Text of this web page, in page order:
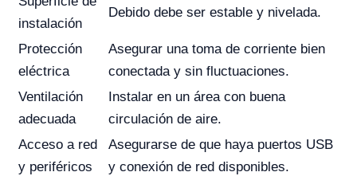
instalación
Debido debe ser estable y nivelada.
Protección
eléctrica
Asegurar una toma de corriente bien
conectada y sin fluctuaciones.
Ventilación
adecuada
Instalar en un área con buena
circulación de aire.
Acceso a red
y periféricos
Asegurarse de que haya puertos USB
y conexión de red disponibles.